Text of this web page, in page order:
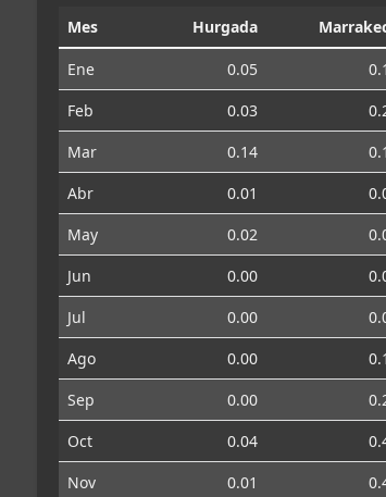
Mes Hurgada
Ene 0.05
Feb
0.03
Mar
0.14
Abr
0.01
May
0.02
Jun
0.00
Jul
0.00
Ago
0.00
Sep
0.00
Oct
0.04
Nov
0.01